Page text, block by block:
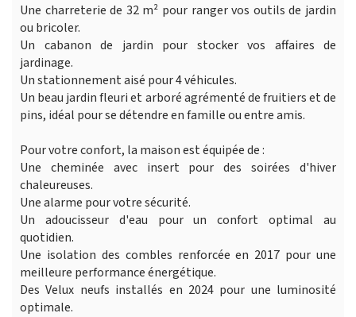
Une charreterie de 32 m² pour ranger vos outils de jardin
ou bricoler.
Un cabanon de jardin pour stocker vos affaires de
jardinage.
Un stationnement aisé pour 4 véhicules.
Un beau jardin fleuri et arboré agrémenté de fruitiers et de
pins, idéal pour se détendre en famille ou entre amis.
Pour votre confort, la maison est équipée de :
Une cheminée avec insert pour des soirées d'hiver
chaleureuses.
Une alarme pour votre sécurité.
Un adoucisseur d'eau pour un confort optimal au
quotidien.
Une isolation des combles renforcée en 2017 pour une
meilleure performance énergétique.
Des Velux neufs installés en 2024 pour une luminosité
optimale.